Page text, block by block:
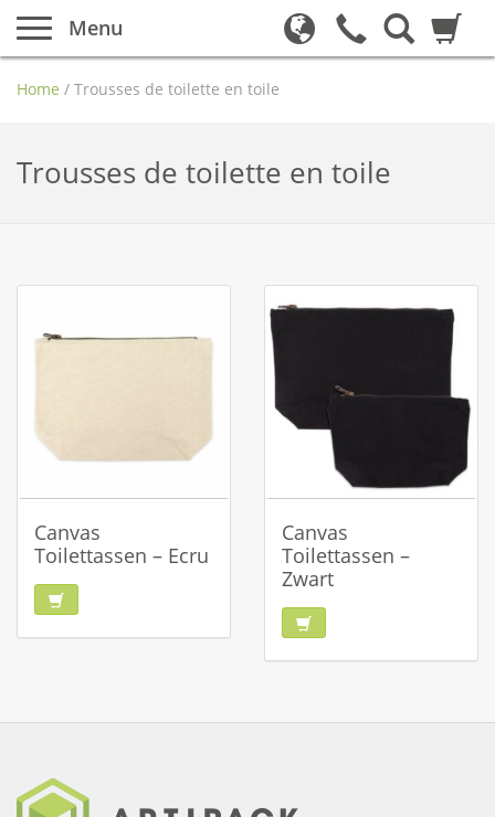
Menu
Home / Trousses de toilette en toile
Trousses de toilette en toile
Canvas
Toilettassen – Ecru
Canvas
Toilettassen –
Zwart